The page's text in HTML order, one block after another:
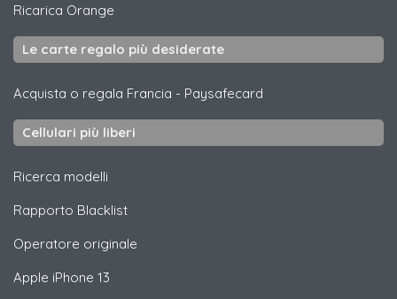
Ricarica Orange
Le carte regalo più desiderate
Acquista o regala Francia - Paysafecard
Cellulari più liberi
Ricerca modelli
Rapporto Blacklist
Operatore originale
Apple iPhone 13